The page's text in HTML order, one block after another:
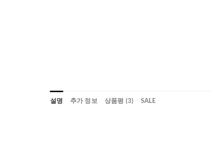
설명 추가 정보 상품평 (3) SALE